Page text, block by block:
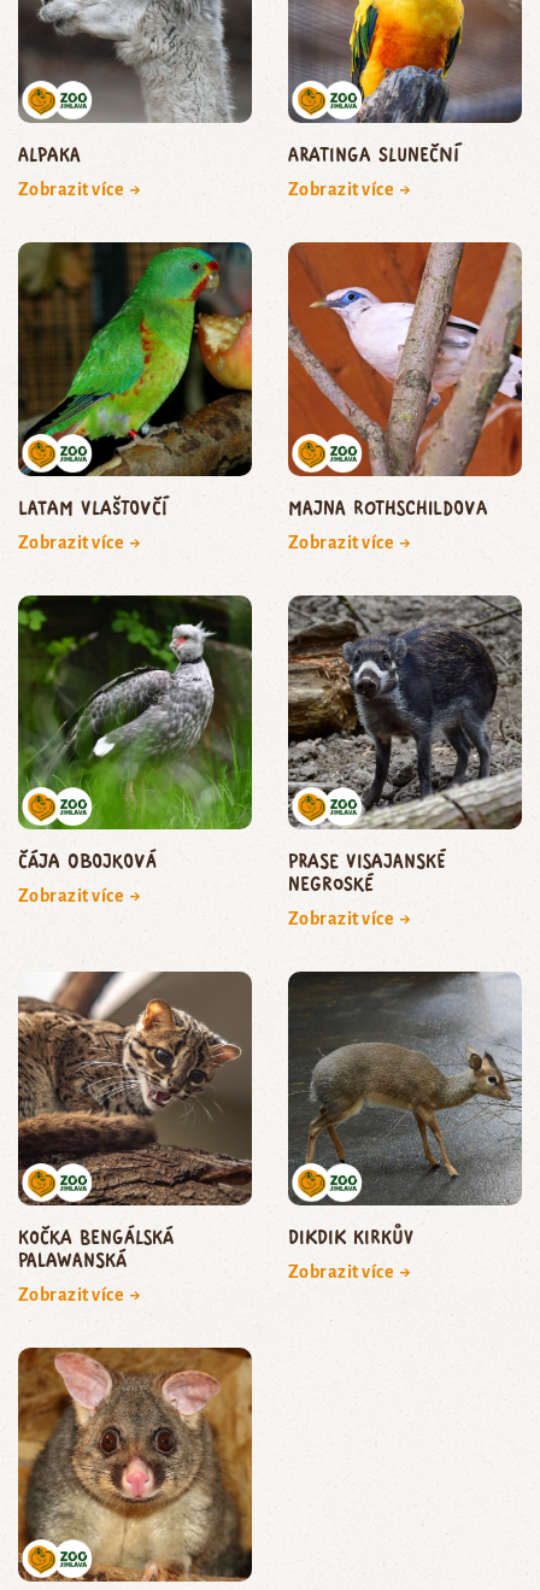
Alpaka
Zobrazit více →
aratinga sluneční
Zobrazit více →
Latam vlaštovčí
Zobrazit více →
majna Rothschildova
Zobrazit více →
čája obojková
Zobrazit více →
prase visajanské
negroské
Zobrazit více →
kočka bengálská
palawanská
Zobrazit více →
dikdik Kirkův
Zobrazit více →